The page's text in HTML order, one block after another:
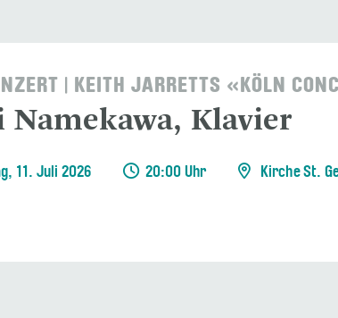
| KEITH JARRETTS «KÖLN
Namekawa, Klavier
11. Juli 2026 20:00 Uhr Kirche St.